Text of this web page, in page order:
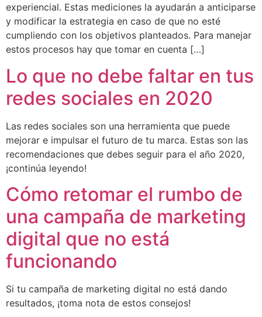
experiencial. Estas mediciones la ayudarán a anticiparse
y modificar la estrategia en caso de que no esté
cumpliendo con los objetivos planteados. Para manejar
estos procesos hay que tomar en cuenta […]
Lo que no debe faltar en tus
redes sociales en 2020
Las redes sociales son una herramienta que puede
mejorar e impulsar el futuro de tu marca. Estas son las
recomendaciones que debes seguir para el año 2020,
¡continúa leyendo!
Cómo retomar el rumbo de
una campaña de marketing
digital que no está
funcionando
Si tu campaña de marketing digital no está dando
resultados, ¡toma nota de estos consejos!